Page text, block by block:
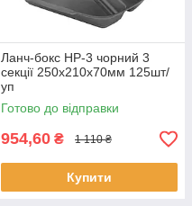
Ланч-бокс НР-3 чорний 3
секції 250x210x70мм 125шт/
уп
Готово до відправки
954,60 ₴ 1 110 ₴
Купити